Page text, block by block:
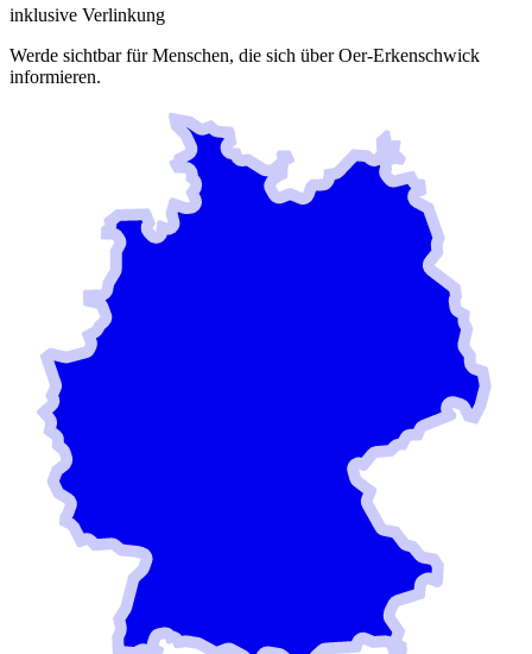
inklusive Verlinkung
Werde sichtbar für Menschen, die sich überOer-Erkenschwick
informieren.